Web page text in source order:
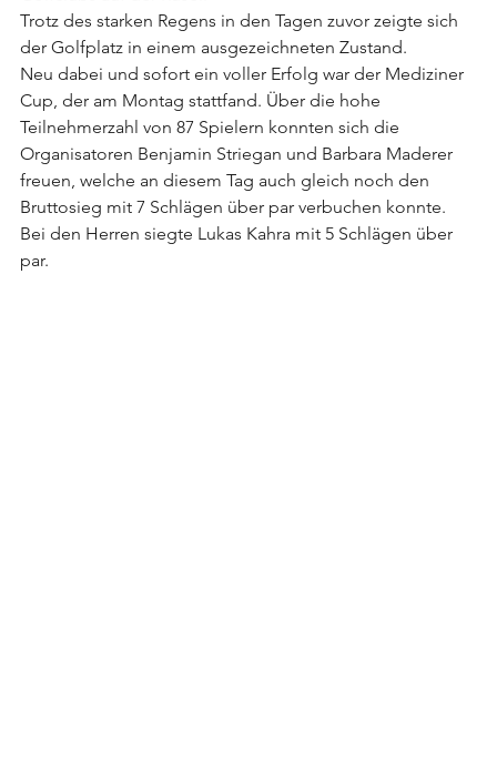
Trotz des starken Regens in den Tagen zuvor zeigte sich
der Golfplatz in einem ausgezeichneten Zustand.
Neu dabei und sofort ein voller Erfolg war der Mediziner
Cup, der am Montag stattfand. Über die hohe
Teilnehmerzahl von 87 Spielern konnten sich die
Organisatoren Benjamin Striegan und Barbara Maderer
freuen, welche an diesem Tag auch gleich noch den
Bruttosieg mit 7 Schlägen über par verbuchen konnte.
Bei den Herren siegte Lukas Kahra mit 5 Schlägen über
par.